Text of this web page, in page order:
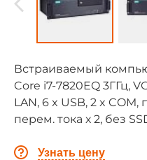
Встраиваемый
Core i7-7820EQ 3ГГц,
LAN, 6 x USB, 2 x
перем. тока х 2, без
Узнать цену